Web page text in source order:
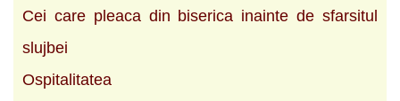
Cei care pleaca din biserica inainte de sfarsitul
slujbei
Ospitalitatea